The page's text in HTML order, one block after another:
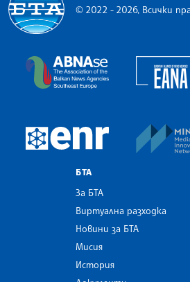
© 2022 - 2026, Всички
The Assocoation
European
БТА
За БТА
Виртуална разходка
Новини за БТА
Мисия
История